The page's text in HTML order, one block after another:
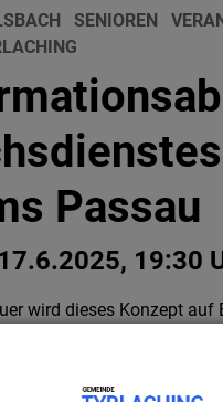
SENIOREN
Passau
19:30
wird dieses Konzept auf
gibt es eine gute und